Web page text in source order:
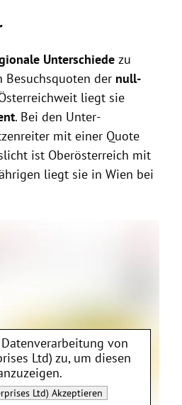
Unterschiede zu
Besuchsquoten der null-
liegt sie
. Bei den Unter-
mit einer Quote
ist Oberösterreich mit
liegt sie in Wien bei
von
Ltd) zu, um diesen
Ltd) Akzeptieren